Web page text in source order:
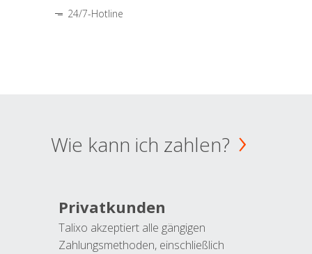
24/7-Hotline
Wie kann ich zahlen?
Privatkunden
Talixo akzeptiert alle gängigen
Zahlungsmethoden, einschließlich